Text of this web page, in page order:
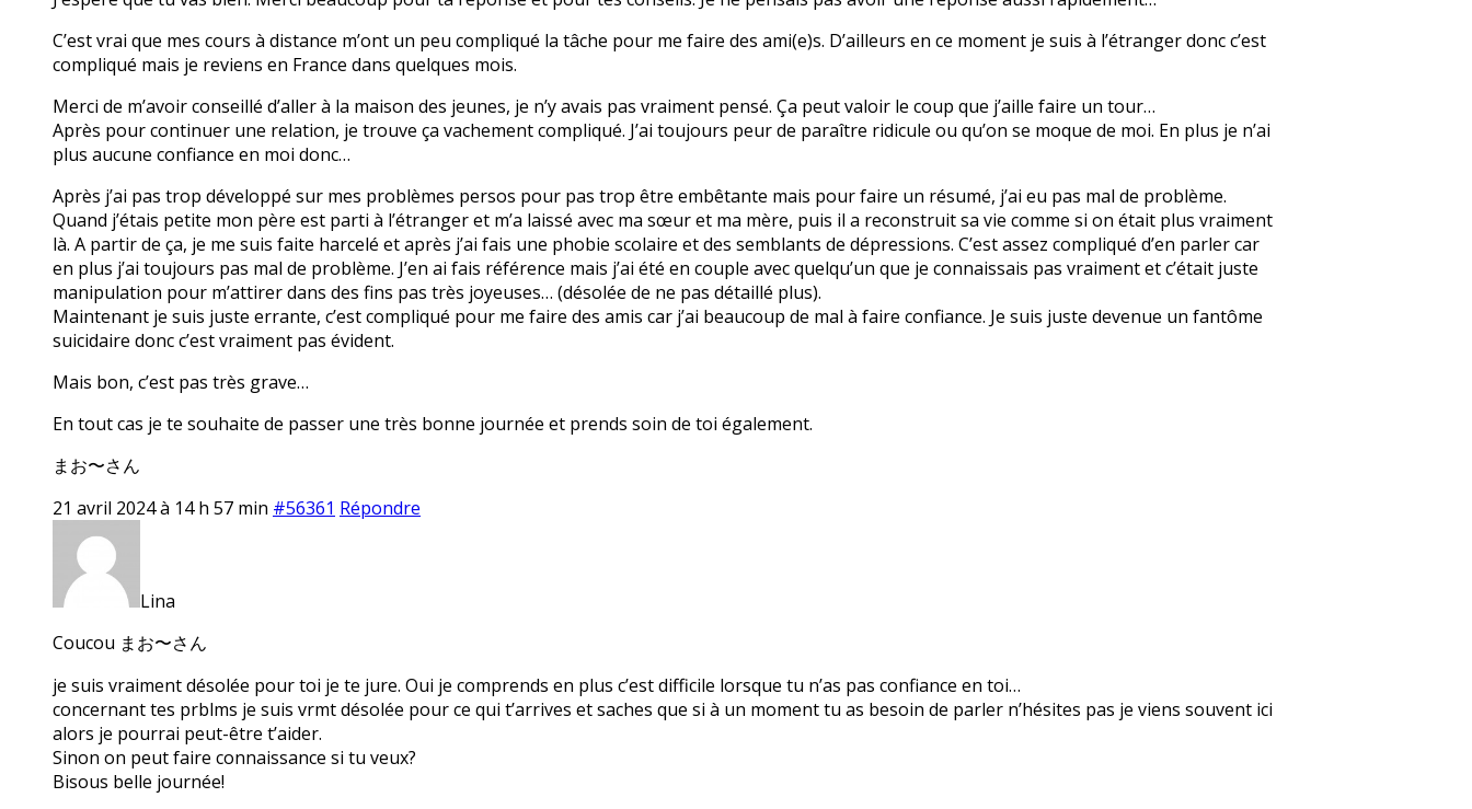
C’est vrai que mes cours à distance m’ont un peu compliqué la tâche pour me faire des ami(e)s. D’ailleurs en ce moment je suis à l’étranger donc c’est
compliqué mais je reviens en France dans quelques mois.
Merci de m’avoir conseillé d’aller à la maison des jeunes, je n’y avais pas vraiment pensé. Ça peut valoir le coup que j’aille faire un tour…
Après pour continuer une relation, je trouve ça vachement compliqué. J’ai toujours peur de paraître ridicule ou qu’on se moque de moi. En plus je n’ai
plus aucune confiance en moi donc…
Après j’ai pas trop développé sur mes problèmes persos pour pas trop être embêtante mais pour faire un résumé, j’ai eu pas mal de problème.
Quand j’étais petite mon père est parti à l’étranger et m’a laissé avec ma sœur et ma mère, puis il a reconstruit sa vie comme si on était plus vraiment
là. A partir de ça, je me suis faite harcelé et après j’ai fais une phobie scolaire et des semblants de dépressions. C’est assez compliqué d’en parler car
en plus j’ai toujours pas mal de problème. J’en ai fais référence mais j’ai été en couple avec quelqu’un que je connaissais pas vraiment et c’était juste
manipulation pour m’attirer dans des fins pas très joyeuses… (désolée de ne pas détaillé plus).
Maintenant je suis juste errante, c’est compliqué pour me faire des amis car j’ai beaucoup de mal à faire confiance. Je suis juste devenue un fantôme
suicidaire donc c’est vraiment pas évident.
Mais bon, c’est pas très grave…
En tout cas je te souhaite de passer une très bonne journée et prends soin de toi également.
まお〜さん
21 avril 2024 à 14 h 57 min #56361 Répondre
Lina
Coucou まお〜さん
je suis vraiment désolée pour toi je te jure. Oui je comprends en plus c’est difficile lorsque tu n’as pas confiance en toi…
concernant tes prblms je suis vrmt désolée pour ce qui t’arrives et saches que si à un moment tu as besoin de parler n’hésites pas je viens souvent ici
alors je pourrai peut-être t’aider.
Sinon on peut faire connaissance si tu veux?
Bisous belle journée!